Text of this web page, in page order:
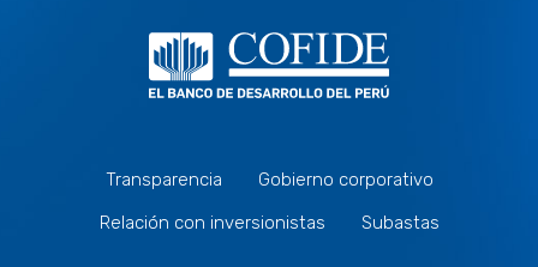
Transparencia
Gobierno corporativo
Relación con inversionistas
Subastas